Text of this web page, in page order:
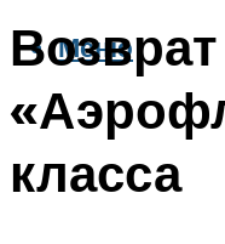
Меню
класса